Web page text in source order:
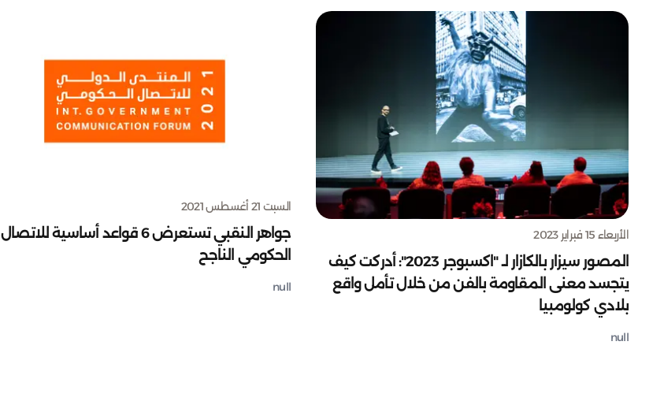
الأربعاء 15 فبراير 2023
المصور سيزار بالكازار لـ "اكسبوجر 2023": أدركت كيف
يتجسد معنى المقاومة بالفن من خلال تأمل واقع
بلادي كولومبيا
null
السبت 21 أغسطس 2021
جواهر النقبي تستعرض 6 قواعد أساسية للاتصال
الحكومي الناجح
null